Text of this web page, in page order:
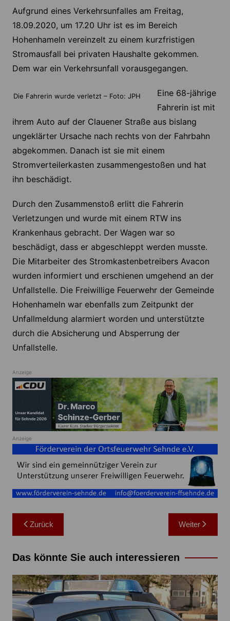
Aufgrund eines Verkehrsunfalles am Freitag,
18.09.2020, um 17.20 Uhr ist es im Bereich
Hohenhameln vereinzelt zu einem kurzfristigen
Stromausfall bei privaten Haushalte gekommen.
Dem war ein Verkehrsunfall vorausgegangen.
Die Fahrerin wurde verletzt – Foto: JPH
Eine 68-jährige
Fahrerin ist mit
ihrem Auto auf der Clauener Straße aus bislang
ungeklärter Ursache nach rechts von der Fahrbahn
abgekommen. Danach ist sie mit einem
Stromverteilerkasten zusammengestoßen und hat
ihn beschädigt.
Durch den Zusammenstoß erlitt die Fahrerin
Verletzungen und wurde mit einem RTW ins
Krankenhaus gebracht. Der Wagen war so
beschädigt, dass er abgeschleppt werden musste.
Die Mitarbeiter des Stromkastenbetreibers Avacon
wurden informiert und erschienen umgehend an der
Unfallstelle. Die Freiwillige Feuerwehr der Gemeinde
Hohenhameln war ebenfalls zum Zeitpunkt der
Unfallmeldung alarmiert worden und unterstützte
durch die Absicherung und Absperrung der
Unfallstelle.
Anzeige
Anzeige
Beitragsnavigation
Zurück Weiter
Das könnte Sie auch interessieren